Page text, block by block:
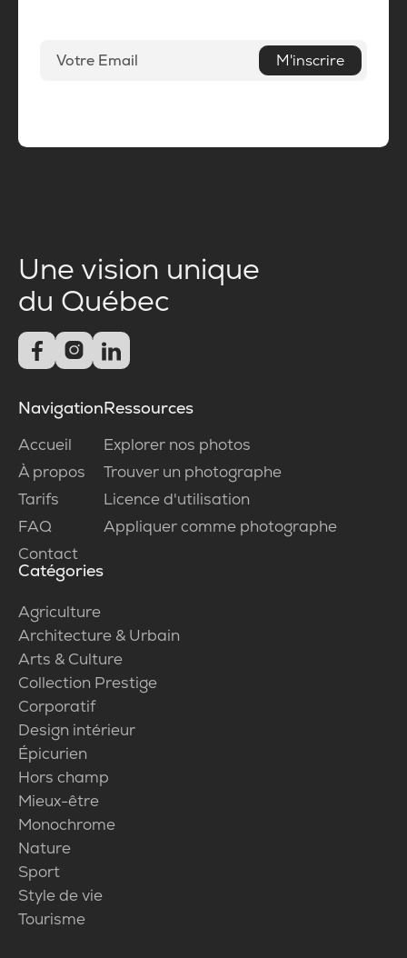
M'inscrire
Une vision unique
du Québec
  
Navigation
Accueil
À propos
Tarifs
FAQ
Contact
Ressources
Explorer nos photos
Trouver un photographe
Licence d'utilisation
Appliquer comme photographe
Catégories
Agriculture
Architecture & Urbain
Arts & Culture
Collection Prestige
Corporatif
Design intérieur
Épicurien
Hors champ
Mieux-être
Monochrome
Nature
Sport
Style de vie
Tourisme